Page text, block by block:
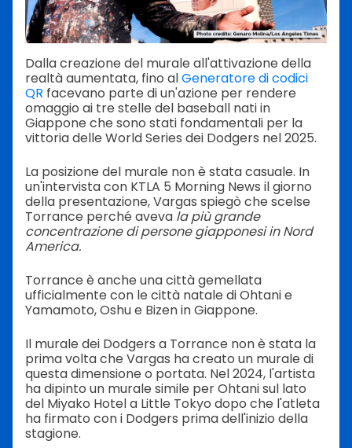
Dalla creazione del murale all'attivazione della
realtà aumentata, fino alGeneratore di codici
QR facevano parte di un'azione per rendere
omaggio ai tre stelle del baseball nati in
Giappone che sono stati fondamentali per la
vittoria delle World Series dei Dodgers nel 2025.
La posizione del murale non è stata casuale. In
un'intervista con KTLA 5 Morning News il giorno
della presentazione, Vargas spiegò che scelse
Torrance perché aveva la più grande
concentrazione di persone giapponesi in Nord
America.
Torrance è anche una città gemellata
ufficialmente con le città natale di Ohtani e
Yamamoto, Oshu e Bizen in Giappone.
Il murale dei Dodgers a Torrance non è stata la
prima volta che Vargas ha creato un murale di
questa dimensione o portata. Nel 2024, l'artista
ha dipinto un murale simile per Ohtani sul lato
del Miyako Hotel a Little Tokyo dopo che l'atleta
ha firmato con i Dodgers prima dell'inizio della
stagione.